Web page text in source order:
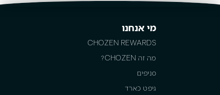
מי אנחנו
CHOZEN REWARDS
מה זה CHOZEN?
סניפים
גיפט כארד